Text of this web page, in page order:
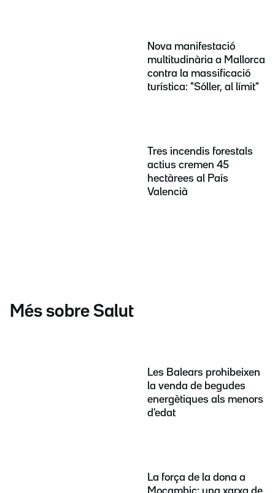
Nova manifestació
multitudinària a Mallorca
contra la massificació
turística: "Sóller, al límit"
Tres incendis forestals
actius cremen 45
hectàrees al País
Valencià
Més sobre Salut
Les Balears prohibeixen
la venda de begudes
energètiques als menors
d'edat
La força de la dona a
Moçambic: una xarxa de